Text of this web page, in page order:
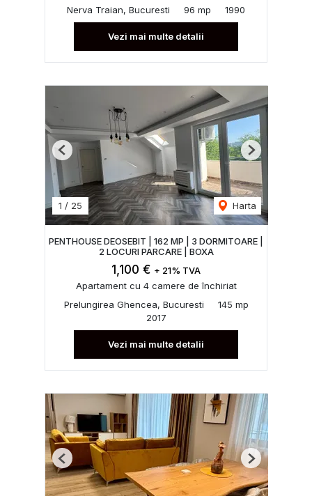
Nerva Traian, Bucuresti 96 mp 1990
Vezi mai multe detalii
1 / 25 Harta
Previous Next
PENTHOUSE DEOSEBIT | 162 MP | 3 DORMITOARE |
2 LOCURI PARCARE | BOXA
1,100 € + 21% TVA
Apartament cu 4 camere de închiriat
Prelungirea Ghencea, Bucuresti
145 mp
2017
Vezi mai multe detalii
Previous Next